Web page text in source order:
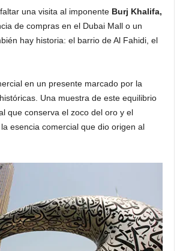
una visita al imponenteBurj Khalifa,
de compras en el Dubai Mall o un
hay historia: el barrio de Al Fahidi, el
en un presente marcado por la
Una muestra de este equilibrio
que conserva el zoco del oro y el
esencia comercial que dio origen al